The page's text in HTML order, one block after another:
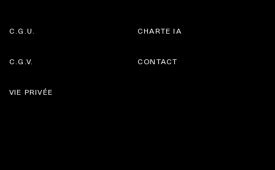
C.G.U.
C.G.V.
CHARTE IA
CONTACT
VIE PRIVÉE